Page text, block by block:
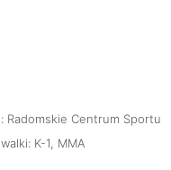
Radomskie Centrum Sportu
K-1, MMA